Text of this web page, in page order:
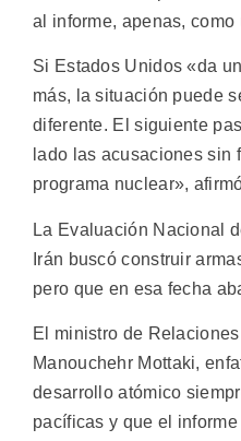
al informe, apenas,
Si Estados Unidos «da
más, la situación puede
diferente. El siguiente
lado las acusaciones sin
programa nuclear»,
La Evaluación Nacional
Irán buscó construir
pero que en esa fecha
El ministro de
Manouchehr Mottaki,
desarrollo atómico
pacíficas y que el